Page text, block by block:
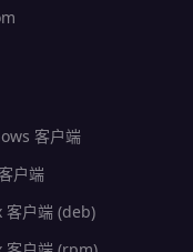
客户端
户端
客户端 (deb)